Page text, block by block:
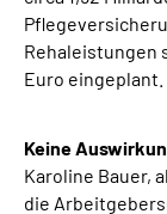
Rehaleistungen
Euro eingeplant.
Keine
Karoline Bauer,
die